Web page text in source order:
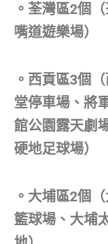
。荃灣區2個
嘴道遊樂場）
。西貢區3個
堂停車場、將
館公園露天劇
硬地足球場）
。大埔區2個
籃球場、大埔